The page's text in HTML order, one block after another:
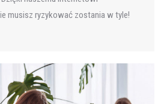
musisz ryzykować zostania w tyle!